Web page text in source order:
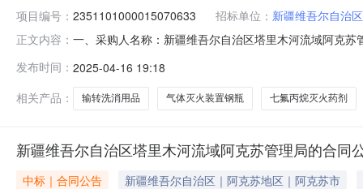
项目编号： 2351101000015070633 招标单位： 新疆维吾尔自治
正文内容： 一、采购人名称：新疆维吾尔自治区塔里木河流域阿克
剂GQQ100/2.5输转洗消用品精胜GQQ100/2.5组
发布时间： 2025-04-16 19:18
相关产品：
输转洗消用品 气体灭火装置钢瓶 七氟丙烷灭火药剂
新疆维吾尔自治区塔里木河流域阿克苏管理局的合同
中标｜合同公告
新疆维吾尔自治区｜阿克苏地区｜阿克苏市